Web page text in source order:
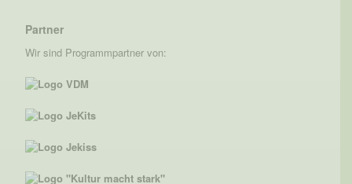
Partner
Wir sind Programmpartner von: